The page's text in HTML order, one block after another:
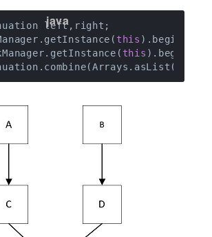
left,right;
this
this